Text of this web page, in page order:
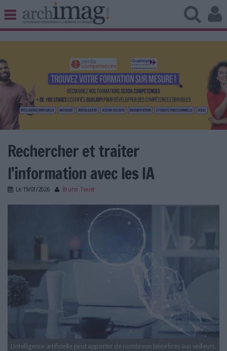
BIBLIOTHÈQUE ÉDITION
UNIVERS DATA
TRAVAIL COLLABORATIF
VIE NUMÉRIQUE
NUMÉRIQUE RESPONSABLE
LES DOSSIERS
LES BASES DE DONNÉES
L'ESPACE EMPLOI
L'AGENDA
L'ANNUAIRE DES ACTEURS
Rechercher et traiter
l’information avec les IA
Le 19/01/2026 Bruno Texier
recherche-traitement-information-intelligence-
L’intelligence artificielle peut apporter de nombreux bénéfices aux veilleurs.